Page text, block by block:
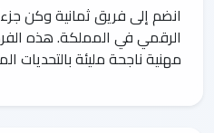
انضم إلى فريق ثمانية وكن
الرقمي في المملكة. هذه
مهنية ناجحة مليئة بالتحديات